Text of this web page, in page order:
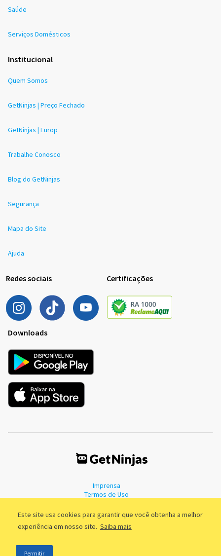
Este site usa cookies para garantir que você obtenha a melhor
experiência em nosso site. Saiba mais
Permitir
Saúde
Serviços Domésticos
Institucional
Quem Somos
GetNinjas | Preço Fechado
GetNinjas | Europ
Trabalhe Conosco
Blog do GetNinjas
Segurança
Mapa do Site
Ajuda
Redes sociais Certificações
Downloads
Imprensa
Termos de Uso
©2011 - 2026, GetNinjas LTDA. CNPJ 55.744.877/0001-89 - Rua Dr.